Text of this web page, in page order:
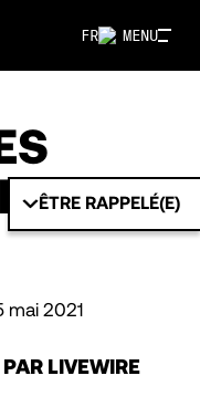
MENU
FR
ÊTRE RAPPELÉ(E)
mai 2021
LIVEWIRE